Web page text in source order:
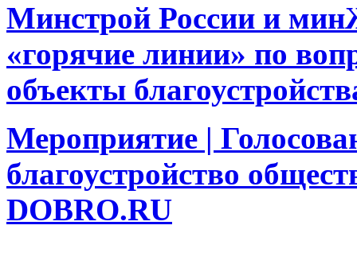
Минстрой России и
«горячие линии» по
объекты
Мероприятие |
благоустройство
DOBRO.RU